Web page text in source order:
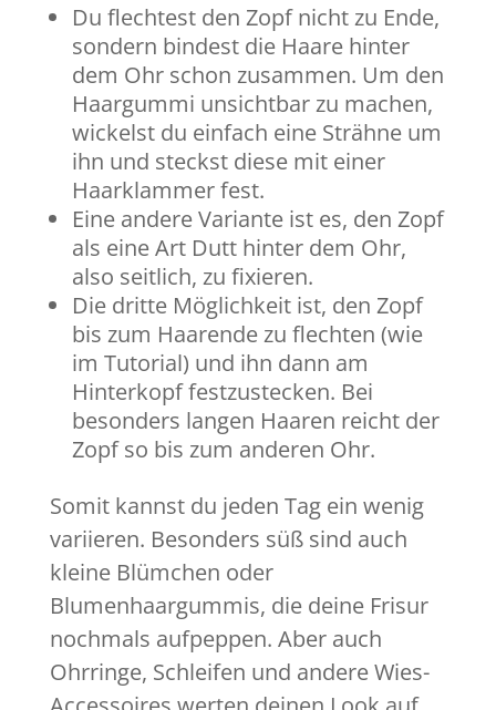
Du flechtest den Zopf nicht zu Ende,
sondern bindest die Haare hinter
dem Ohr schon zusammen. Um den
Haargummi unsichtbar zu machen,
wickelst du einfach eine Strähne um
ihn und steckst diese mit einer
Haarklammer fest.
Eine andere Variante ist es, den Zopf
als eine Art Dutt hinter dem Ohr,
also seitlich, zu fixieren.
Die dritte Möglichkeit ist, den Zopf
bis zum Haarende zu flechten (wie
im Tutorial) und ihn dann am
Hinterkopf festzustecken. Bei
besonders langen Haaren reicht der
Zopf so bis zum anderen Ohr.
Somit kannst du jeden Tag ein wenig
variieren. Besonders süß sind auch
kleine Blümchen oder
Blumenhaargummis, die deine Frisur
nochmals aufpeppen. Aber auch
Ohrringe, Schleifen und andere Wies-